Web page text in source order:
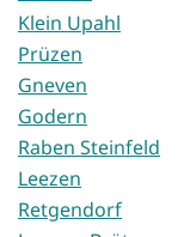
Klein Upahl
Prüzen
Gneven
Godern
Raben Steinfeld
Leezen
Retgendorf